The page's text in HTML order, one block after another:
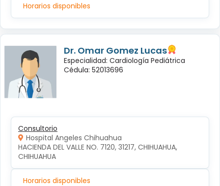
Horarios disponibles
Dr. Omar Gomez Lucas
Especialidad: Cardiología Pediátrica
Cédula: 52013696
Consultorio
Hospital Angeles Chihuahua
HACIENDA DEL VALLE NO. 7120, 31217, CHIHUAHUA,
CHIHUAHUA
Horarios disponibles